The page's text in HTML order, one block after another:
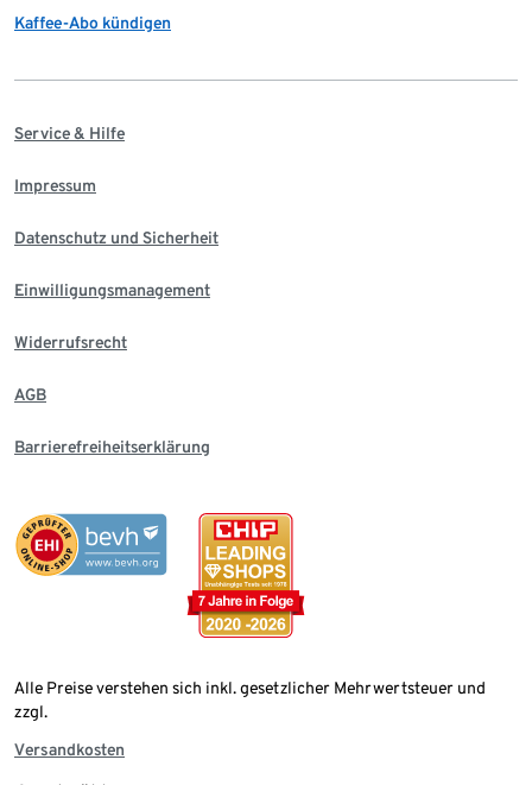
Kaffee-Abo kündigen
Service & Hilfe
Impressum
Datenschutz und Sicherheit
Einwilligungsmanagement
Widerrufsrecht
AGB
Barrierefreiheitserklärung
Alle Preise verstehen sich inkl. gesetzlicher Mehrwertsteuer und
zzgl.
Versandkosten